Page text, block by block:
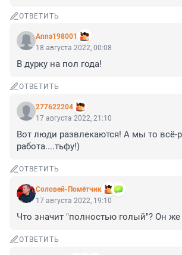
ОТВЕТИТЬ
Anna198001
18 августа 2022, 00:08
В дурку на пол года!
ОТВЕТИТЬ
277622204
17 августа 2022, 21:10
Вот люди развлекаются! А мы то всё-
работа....тьфу!)
ОТВЕТИТЬ
Соловей-Помётчик
17 августа 2022, 19:10
Что значит "полностью голый"? Он же
ОТВЕТИТЬ